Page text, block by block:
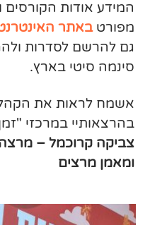
המידע אודות
מפורטבאתר
סינמה סיטי בארץ.
אשמח לראות את הקהל
בהרצאותיי במרכזי
צביקה קרוכמל –
ומאמן מרצים